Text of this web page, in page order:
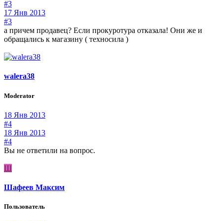
#3
17 Янв 2013
#3
а причем продавец? Если прокуротура отказала! Они же и
обращались к магазину ( техносила )
walera38
Moderator
18 Янв 2013
#4
18 Янв 2013
#4
Вы не ответили на вопрос.
Ш
Шафеев Максим
Пользователь